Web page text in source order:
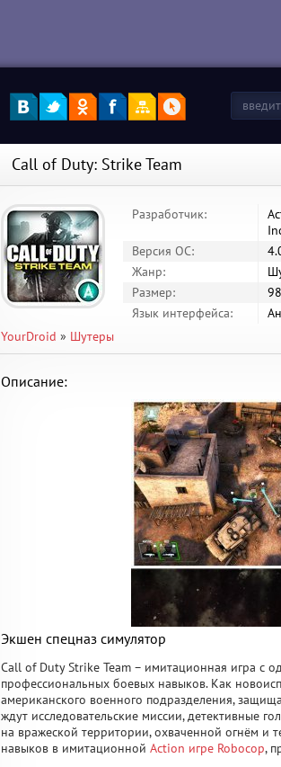
Call of Duty: Strike Team
Разработчик:
Версия ОС:
Жанр:
Размер:
Язык интерфейса:
YourDroid » Шутеры
Описание:
Экшен спецназ симулятор
Call of Duty Strike Team – имитационная игра с
профессиональных боевых навыков. Как
американского военного подразделения,
ждут исследовательские миссии, детективные
на вражеской территории, охваченной огнём и
навыков в имитационной Action игре Robocop,